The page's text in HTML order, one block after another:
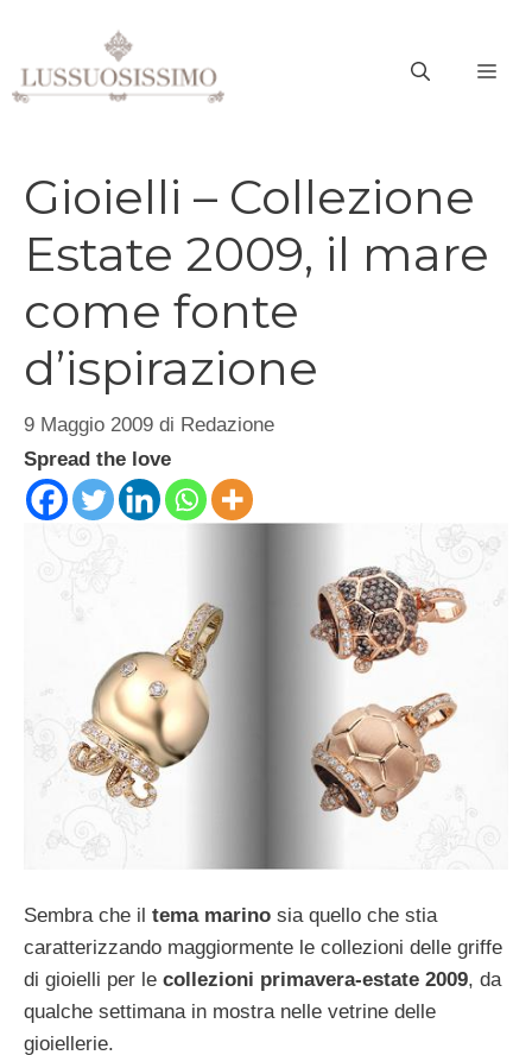
contenuto
Gioielli – Collezione
Estate 2009, il mare
come fonte
d’ispirazione
9 Maggio 2009 di Redazione
Spread the love
Sembra che il tema marino sia quello che stia
caratterizzando maggiormente le collezioni delle griffe
di gioielli per le collezioni primavera-estate 2009, da
qualche settimana in mostra nelle vetrine delle
gioiellerie.